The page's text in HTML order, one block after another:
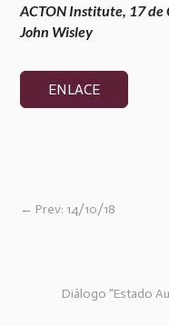
ACTON Institute, 17
John Wisley
ENLACE
← Prev: ​14/10/18
Diálogo "Estado